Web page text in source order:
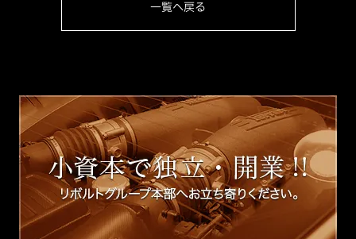
一覧へ戻る